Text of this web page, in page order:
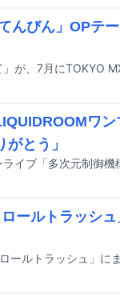
んびん」OPテ
ワ
とう」
ールトラッシ